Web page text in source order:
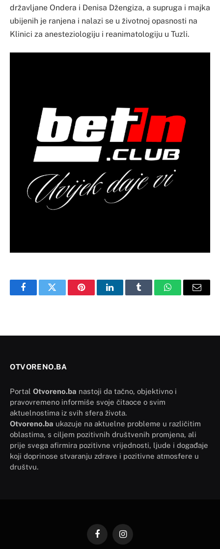
državljane Ondera i Denisa Džengiza, a supruga i majka
ubijenih je ranjena i nalazi se u životnoj opasnosti na
Klinici za anesteziologiju i reanimatologiju u Tuzli.
FacebookTwitter PinterestLinkedInTumblr WhatsAppEmail
OTVORENO.BA
Portal Otvoreno.ba nastoji da tačno, objektivno i
pravovremeno informiše svoje čitaoce o svim
aktuelnostima iz svih sfera života.
Otvoreno.ba ukazuje na aktuelne probleme u različitim
oblastima, s ciljem pozitivnih društvenih promjena, ali
prije svega afirmira pozitivne vrijednosti, ljude i događaje
koji doprinose stvaranju zdrave i pozitivne atmosfere u
društvu.
FacebookInstagram